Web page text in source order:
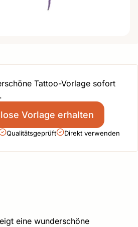
Tattoo-Vorlage sofort
Vorlage erhalten
Qualitätsgeprüft Direkt verwenden
eine wunderschöne